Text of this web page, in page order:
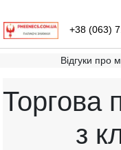
+38 (063)
Відгуки про
Торгова
з